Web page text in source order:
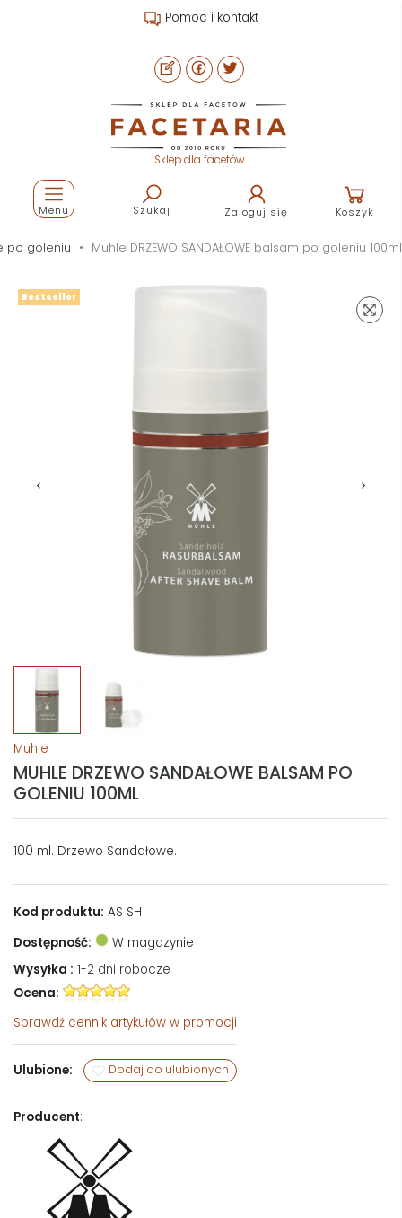
Pomoc i kontakt
Sklep dla facetów
Szukaj Zaloguj się Koszyk
Menu
po goleniu Muhle DRZEWO SANDAŁOWE balsam po goleniu 100ml
Bestseller
Muhle
MUHLE DRZEWO SANDAŁOWE BALSAM PO
GOLENIU 100ML
100 ml. Drzewo Sandałowe.
Kod produktu: AS SH
Dostępność:
W magazynie
Wysyłka : 1-2 dni robocze
Ocena:
Sprawdź cennik artykułów w promocji
Ulubione: Dodaj do ulubionych
Producent: